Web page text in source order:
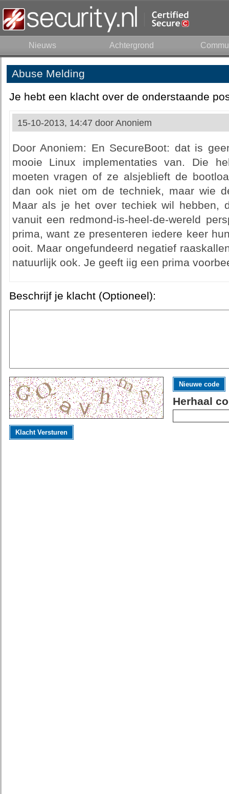
Nieuws Achtergrond
Abuse Melding
Je hebt een klacht over de onderstaande
15-10-2013, 14:47 door Anoniem
Door Anoniem: En SecureBoot: dat is
mooie Linux implementaties van. Die
moeten vragen of ze alsjeblieft de
dan ook niet om de techniek, maar wie
Maar als je het over techiek wil hebben,
vanuit een redmond-is-heel-de-wereld
prima, want ze presenteren iedere keer
ooit. Maar ongefundeerd negatief
natuurlijk ook. Je geeft iig een prima
Beschrijf je klacht (Optioneel):
Nieuwe code
Herhaal
Klacht Versturen